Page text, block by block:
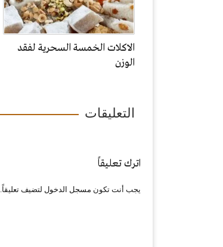
الاكلات الخمسة السحرية لفقد
الوزن
التعليقات
اترك تعليقاً
يجب أنت تكون مسجل الدخول لتضيف تعليقاً.